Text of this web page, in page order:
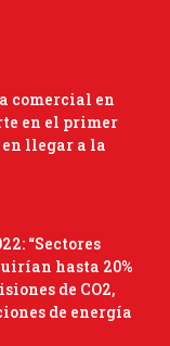
comercial en
en el primer
llegar a la
“Sectores
hasta 20%
de CO2,
de energía